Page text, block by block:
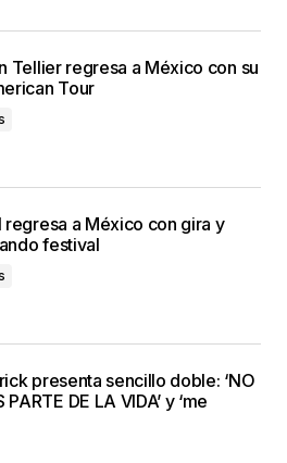
Tellier regresa a México con su
Tour
regresa a México con gira y
festival
presenta sencillo doble: ‘NO
PARTE DE LA VIDA’ y ‘me